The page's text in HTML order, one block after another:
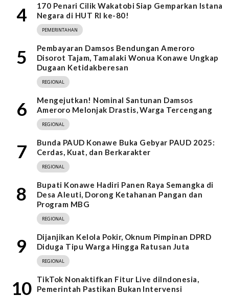
4
170 Penari Cilik Wakatobi Siap Gemparkan Istana
Negara di HUT RI ke-80!
PEMERINTAHAN
5
Pembayaran Damsos Bendungan Ameroro
Disorot Tajam, Tamalaki Wonua Konawe Ungkap
Dugaan Ketidakberesan
REGIONAL
6
Mengejutkan! Nominal Santunan Damsos
Ameroro Melonjak Drastis, Warga Tercengang
REGIONAL
7
Bunda PAUD Konawe Buka Gebyar PAUD 2025:
Cerdas, Kuat, dan Berkarakter
REGIONAL
8
Bupati Konawe Hadiri Panen Raya Semangka di
Desa Aleuti, Dorong Ketahanan Pangan dan
Program MBG
REGIONAL
9
Dijanjikan Kelola Pokir, Oknum Pimpinan DPRD
Diduga Tipu Warga Hingga Ratusan Juta
REGIONAL
10
TikTok Nonaktifkan Fitur Live diIndonesia,
Pemerintah Pastikan Bukan Intervensi